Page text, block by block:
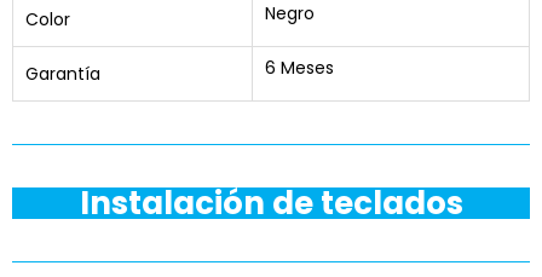
Color Negro
Garantía 6 Meses
Instalación de teclados